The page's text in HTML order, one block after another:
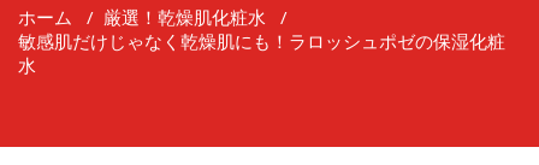
ホーム / 厳選！乾燥肌化粧水 /
敏感肌だけじゃなく乾燥肌にも！ラロッシュポゼの保湿化粧
水